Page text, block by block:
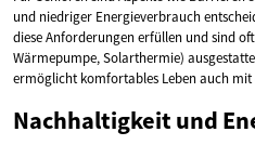
und niedriger Energieverbrauch
diese Anforderungen erfüllen und sind
Wärmepumpe, Solarthermie)
ermöglicht komfortables Leben auch
Nachhaltigkeit und